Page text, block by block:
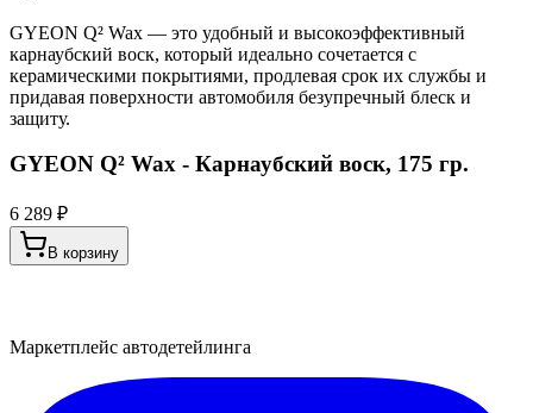
GYEON Q² Wax — это удобный и высокоэффективный
карнаубский воск, который идеально сочетается с
керамическими покрытиями, продлевая срок их службы и
придавая поверхности автомобиля безупречный блеск и
защиту.
GYEON Q² Wax - Карнаубский воск, 175 гр.
6 289 ₽
В корзину
Маркетплейс автодетейлинга